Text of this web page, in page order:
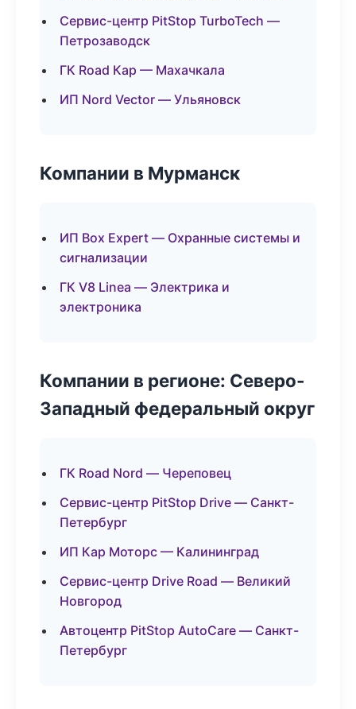
Сервис-центр PitStop TurboTech —
Петрозаводск
ГК Road Кар — Махачкала
ИП Nord Vector — Ульяновск
Компании в Мурманск
ИП Box Expert — Охранные системы и
сигнализации
ГК V8 Linea — Электрика и
электроника
Компании в регионе: Северо-
Западный федеральный округ
ГК Road Nord — Череповец
Сервис-центр PitStop Drive — Санкт-
Петербург
ИП Кар Моторс — Калининград
Сервис-центр Drive Road — Великий
Новгород
Автоцентр PitStop AutoCare — Санкт-
Петербург